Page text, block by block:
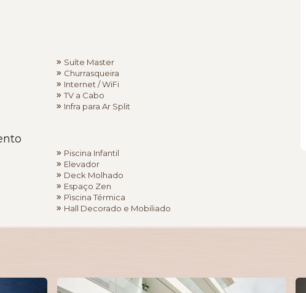
Suíte Master
Churrasqueira
Internet / WiFi
TV a Cabo
Infra para Ar Split
Piscina Infantil
Elevador
Deck Molhado
Espaço Zen
Pìscina Térmica
Hall Decorado e Mobiliado